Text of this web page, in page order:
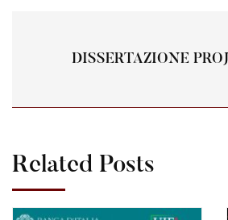
DISSERTAZIONE
Related Posts